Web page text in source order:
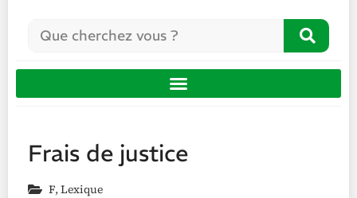
Frais de justice
F, Lexique